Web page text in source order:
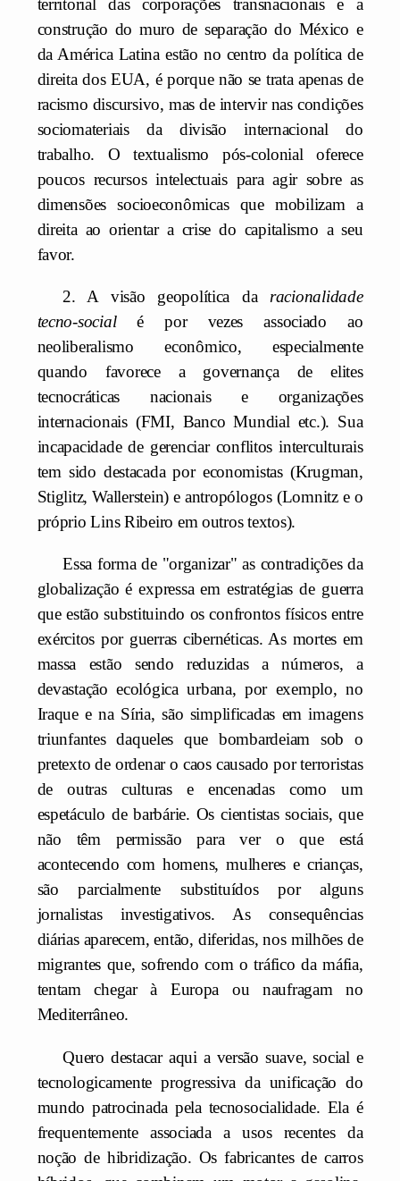
territorial das corporações transnacionais e a
construção do muro de separação do México e
da América Latina estão no centro da política de
direita dos EUA, é porque não se trata apenas de
racismo discursivo, mas de intervir nas condições
sociomateriais da divisão internacional do
trabalho. O textualismo pós-colonial oferece
poucos recursos intelectuais para agir sobre as
dimensões socioeconômicas que mobilizam a
direita ao orientar a crise do capitalismo a seu
favor.
2. A visão geopolítica da racionalidade
tecno-socialé por vezes associado ao
neoliberalismo econômico, especialmente
quando favorece a governança de elites
tecnocráticas nacionais e organizações
internacionais (FMI, Banco Mundial etc.). Sua
incapacidade de gerenciar conflitos interculturais
tem sido destacada por economistas (Krugman,
Stiglitz, Wallerstein) e antropólogos (Lomnitz e o
próprio Lins Ribeiro em outros textos).
Essa forma de "organizar" as contradições da
globalização é expressa em estratégias de guerra
que estão substituindo os confrontos físicos entre
exércitos por guerras cibernéticas. As mortes em
massa estão sendo reduzidas a números, a
devastação ecológica urbana, por exemplo, no
Iraque e na Síria, são simplificadas em imagens
triunfantes daqueles que bombardeiam sob o
pretexto de ordenar o caos causado por terroristas
de outras culturas e encenadas como um
espetáculo de barbárie. Os cientistas sociais, que
não têm permissão para ver o que está
acontecendo com homens, mulheres e crianças,
são parcialmente substituídos por alguns
jornalistas investigativos. As consequências
diárias aparecem, então, diferidas, nos milhões de
migrantes que, sofrendo com o tráfico da máfia,
tentam chegar à Europa ou naufragam no
Mediterrâneo.
Quero destacar aqui a versão suave, social e
tecnologicamente progressiva da unificação do
mundo patrocinada pela tecnosocialidade. Ela é
frequentemente associada a usos recentes da
noção de hibridização. Os fabricantes de carros